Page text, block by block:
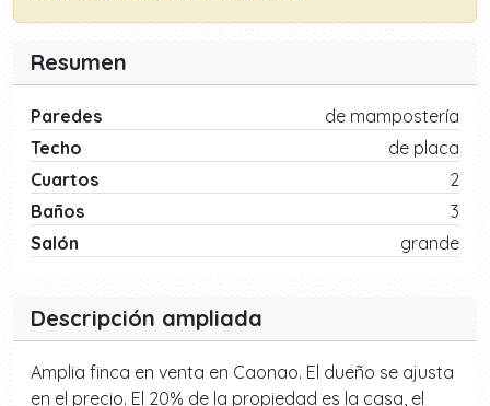
Resumen
Paredes
de mampostería
Techo
de placa
Cuartos
2
Baños
3
Salón
grande
Descripción ampliada
Amplia finca en venta en Caonao. El dueño se ajusta
en el precio. El 20% de la propiedad es la casa, el